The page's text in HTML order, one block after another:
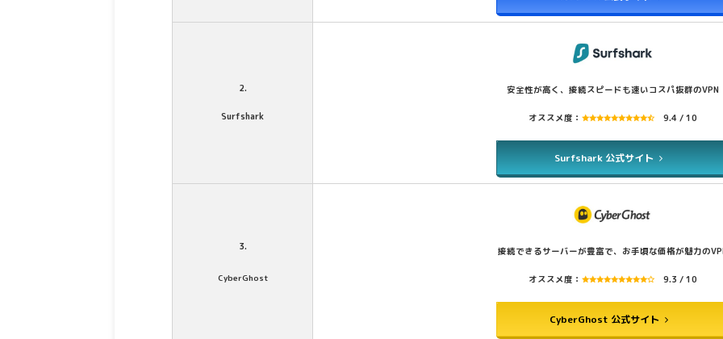
2.
Surfshark
安全性が高く、接続スピードも速いコスパ抜群のVPN
オススメ度： 9.4 / 10
Surfshark 公式サイト
3.
CyberGhost
接続できるサーバーが豊富で、お手頃な価格が魅力の
オススメ度： 9.3 / 10
CyberGhost 公式サイト